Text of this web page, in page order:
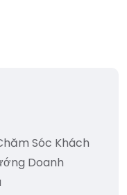
Sóc Khách
Doanh